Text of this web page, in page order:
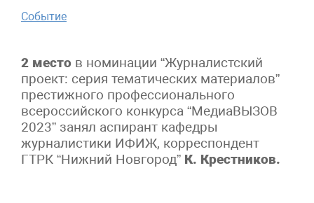
Событие
2 место в номинации “Журналистский
проект: серия тематических материалов”
престижного профессионального
всероссийского конкурса “МедиаВЫЗОВ
2023” занял аспирант кафедры
журналистики ИФИЖ, корреспондент
ГТРК “Нижний Новгород” К. Крестников.